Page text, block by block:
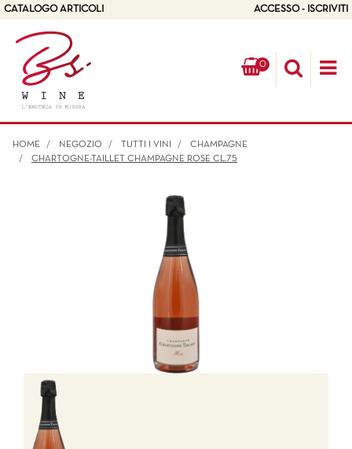
CATALOGO ARTICOLI ACCESSO - ISCRIVITI
0
HOME NEGOZIO TUTTI I VINI
CHAMPAGNE
CHARTOGNE-TAILLET CHAMPAGNE ROSE CL.75